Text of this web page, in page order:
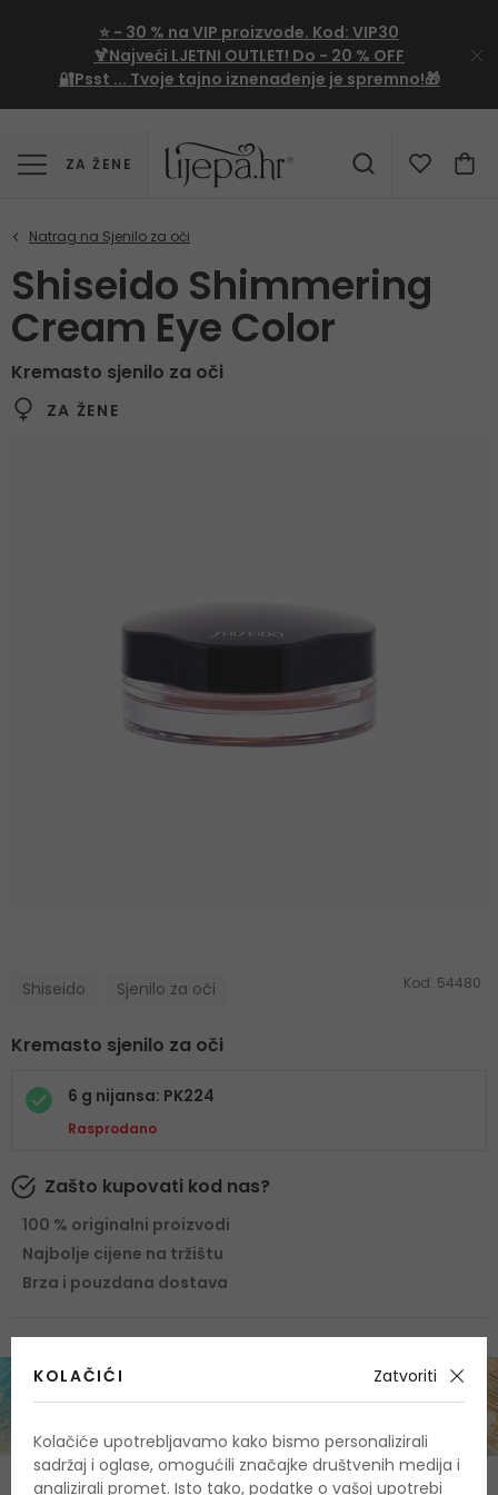
⭐ - 30 % na VIP proizvode. Kod: VIP30
🍹Najveći LJETNI OUTLET! Do - 20 % OFF
🔐Psst ... Tvoje tajno iznenađenje je spremno!🎁
ZA ŽENE
Shiseido Shimmering
Cream Eye Color
Kremasto sjenilo za oči
ZA ŽENE
Shiseido Sjenilo za oči Kod: 54480
Kremasto sjenilo za oči
6 g nijansa: PK224
Rasprodano
Zašto kupovati kod nas?
100 % originalni proizvodi
Najbolje cijene na tržištu
Brza i pouzdana dostava
KOLAČIĆI Zatvoriti
Kolačiće upotrebljavamo kako bismo personalizirali
sadržaj i oglase, omogućili značajke društvenih medija i
analizirali promet. Isto tako, podatke o vašoj upotrebi